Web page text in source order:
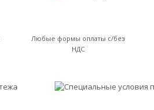
Любые формы оплаты с/без
НДС